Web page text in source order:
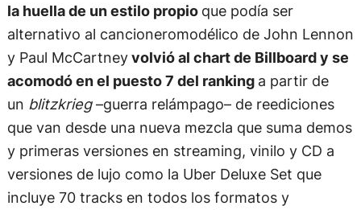
la huella de un estilo propio que podía ser
alternativo al cancioneromodélico de John Lennon
y Paul McCartneyvolvió al chart de Billboard y se
acomodó en el puesto 7 del ranking a partir de
un blitzkrieg–guerra relámpago– de reediciones
que van desde una nueva mezcla que suma demos
y primeras versiones en streaming, vinilo y CD a
versiones de lujo como la Uber Deluxe Set que
incluye 70 tracks en todos los formatos y